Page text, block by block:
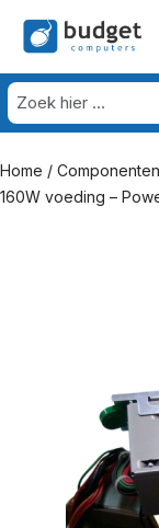
Home / Componenten
160W voeding –